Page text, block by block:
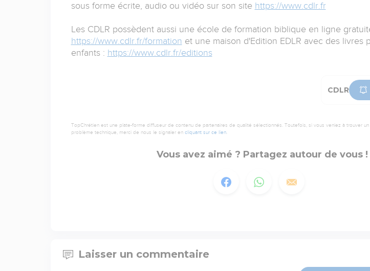
sous forme écrite, audio ou vidéo sur son site https://www.cdlr.fr
Les CDLR possèdent aussi une école de formation biblique en ligne
https://www.cdlr.fr/formation et une maison d'Edition EDLR avec des livres
enfants : https://www.cdlr.fr/editions
CDLR
TopChrétien est une plate-forme diffuseur de contenu de partenaires de qualité sélectionnés. Toutefois, si vous veniez à trouver
problème technique, merci de nous le signaler en cliquant sur ce lien.
Vous avez aimé ? Partagez autour de vous !
Laisser un commentaire